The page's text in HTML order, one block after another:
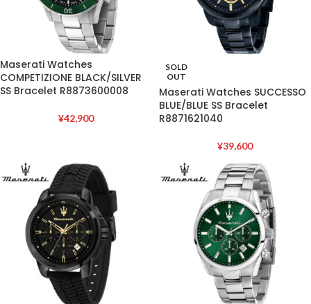
Maserati Watches
COMPETIZIONE BLACK/SILVER
SS Bracelet R8873600008
¥42,900
SOLD
OUT
Maserati Watches SUCCESSO
BLUE/BLUE SS Bracelet
R8871621040
¥39,600